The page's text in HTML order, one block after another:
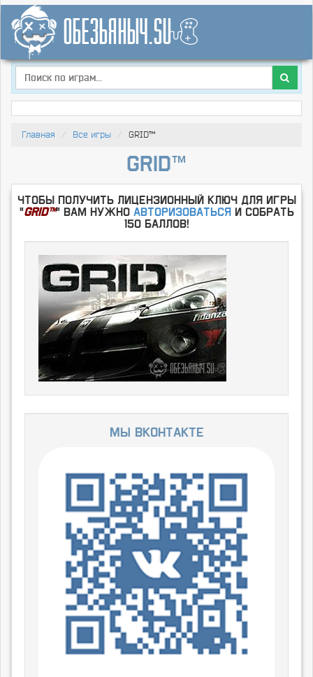
Главная Все игры GRID™
GRID™
Чтобы получить лицензионный ключ для игры
"GRID™" Вам нужно Авторизоваться и собрать
150 баллов!
Мы ВКонтакте